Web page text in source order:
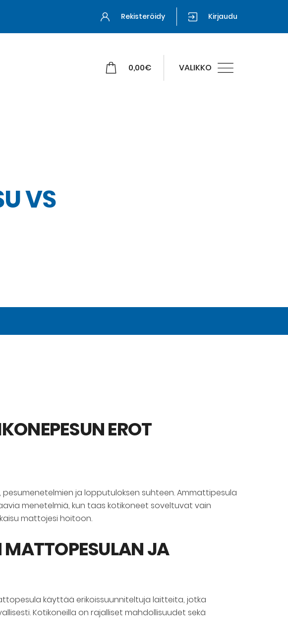
Rekisteröidy Kirjaudu
0,00€ VALIKKO
VS
EROT
ja lopputuloksen suhteen. Ammattipesula
menetelmiä, kun taas kotikoneet soveltuvat vain
mattojesi hoitoon.
JA
käyttää erikoissuunniteltuja laitteita, jotka
Kotikoneilla on rajalliset mahdollisuudet sekä